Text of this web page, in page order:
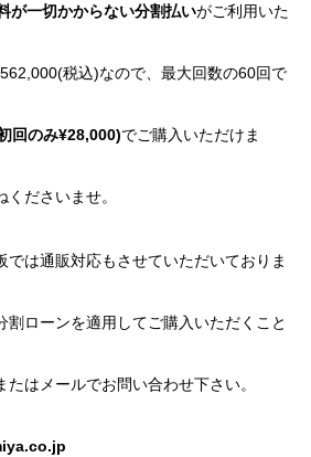
が一切かからない分割払いがご利用いた
税込)なので、最大回数の60回で
回のみ¥28,000)でご購入いただけま
ださいませ。
は通販対応もさせていただいておりま
割ローンを適用してご購入いただくこと
はメールでお問い合わせ下さい。